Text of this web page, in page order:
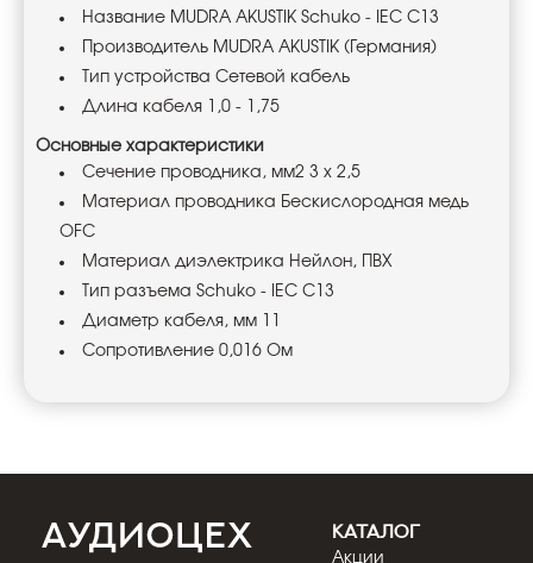
Название MUDRA AKUSTIK Schuko - IEC C13
Производитель MUDRA AKUSTIK (Германия)
Тип устройства Сетевой кабель
Длина кабеля 1,0 - 1,75
Основные характеристики
Сечение проводника, мм2 3 х 2,5
Материал проводника Бескислородная медь
OFC
Материал диэлектрика Нейлон, ПВХ
Тип разъема Schuko - IEC C13
Диаметр кабеля, мм 11
Сопротивление 0,016 Ом
КАТАЛОГ
Акции